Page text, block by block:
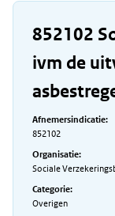
852102
ivm de
Afnemersindicatie:
852102
Organisatie:
Sociale
Categorie:
Overigen